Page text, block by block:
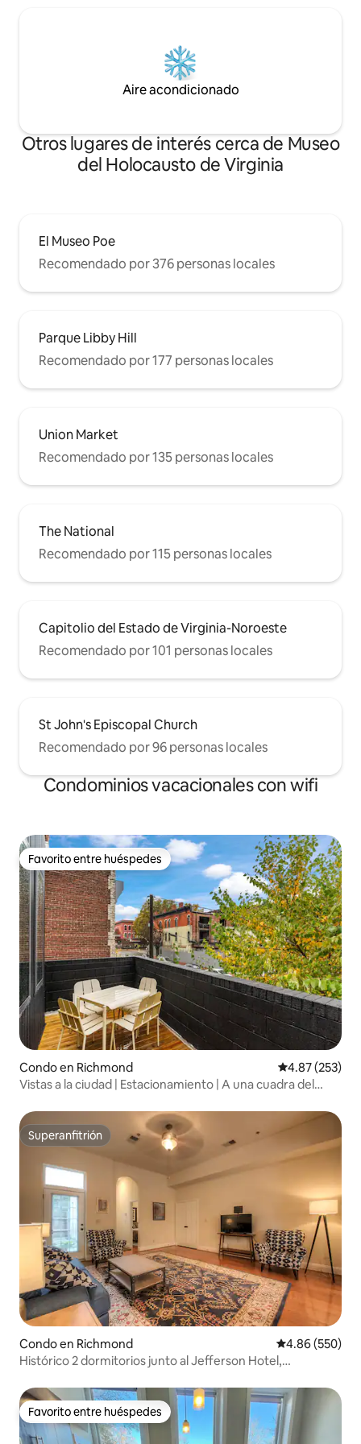
Aire acondicionado
Otros lugares de interés cerca de Museo
del Holocausto de Virginia
El Museo Poe
Recomendado por 376 personas locales
Parque Libby Hill
Recomendado por 177 personas locales
Union Market
Recomendado por 135 personas locales
The National
Recomendado por 115 personas locales
Capitolio del Estado de Virginia-Noroeste
Recomendado por 101 personas locales
St John's Episcopal Church
Recomendado por 96 personas locales
Condominios vacacionales con wifi
Favorito entre huéspedes
Favorito entre huéspedes
Condo en Richmond Calificación
4.87 (253)
Vistas a la ciudad | Estacionamiento | A una cuadra del
Superanfitrión
Superanfitrión
Condo en Richmond Calificación
4.86 (550)
Histórico 2 dormitorios junto al Jefferson Hotel,
Favorito entre huéspedes
Favorito entre huéspedes